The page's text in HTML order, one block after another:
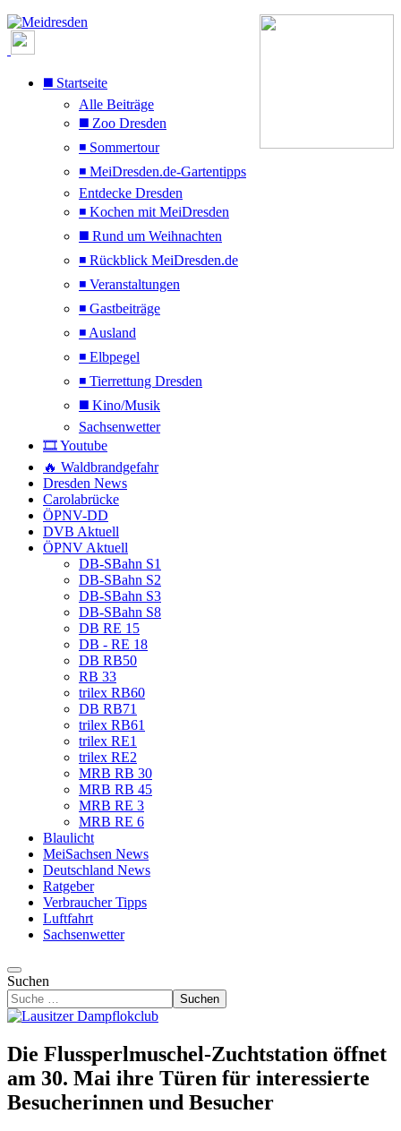
◼️ Startseite
Alle Beiträge
◼️ Zoo Dresden
◾ Sommertour
◾ MeiDresden.de-Gartentipps
Entdecke Dresden
◾ Kochen mit MeiDresden
◼️ Rund um Weihnachten
◾ Rückblick MeiDresden.de
◾ Veranstaltungen
◾ Gastbeiträge
◾ Ausland
◾ Elbpegel
◾ Tierrettung Dresden
◼️ Kino/Musik
Sachsenwetter
🎞️ Youtube
🔥 Waldbrandgefahr
Dresden News
Carolabrücke
ÖPNV-DD
DVB Aktuell
ÖPNV Aktuell
DB-SBahn S1
DB-SBahn S2
DB-SBahn S3
DB-SBahn S8
DB RE 15
DB - RE 18
DB RB50
RB 33
trilex RB60
DB RB71
trilex RB61
trilex RE1
trilex RE2
MRB RB 30
MRB RB 45
MRB RE 3
MRB RE 6
Blaulicht
MeiSachsen News
Deutschland News
Ratgeber
Verbraucher Tipps
Luftfahrt
Sachsenwetter
Suchen
Suchen
Die Flussperlmuschel-Zuchtstation öffnet
am 30. Mai ihre Türen für interessierte
Besucherinnen und Besucher